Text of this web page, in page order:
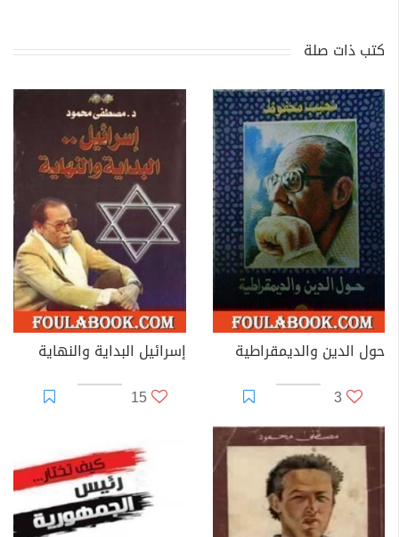
كتب ذات صلة
حول الدين والديمقراطية
3
إسرائيل البداية والنهاية
15